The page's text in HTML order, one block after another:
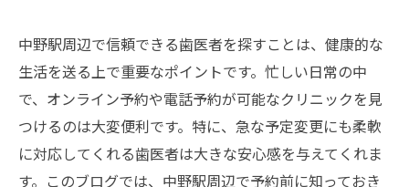
中野駅周辺で信頼できる歯医者を探すことは、健康的な
生活を送る上で重要なポイントです。忙しい日常の中
で、オンライン予約や電話予約が可能なクリニックを見
つけるのは大変便利です。特に、急な予定変更にも柔軟
に対応してくれる歯医者は大きな安心感を与えてくれま
す。このブログでは、中野駅周辺で予約前に知っておき